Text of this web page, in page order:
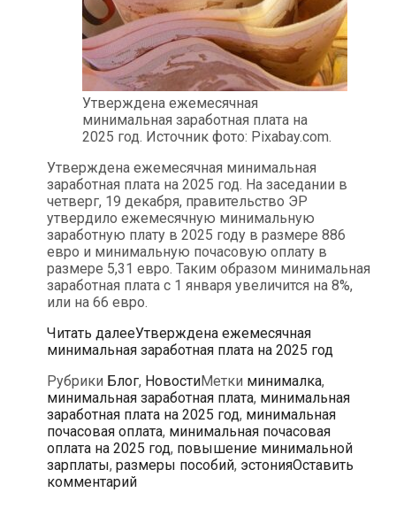
Утверждена ежемесячная
минимальная заработная плата на
2025 год. Источник фото: Pixabay.com.
Утверждена ежемесячная минимальная
заработная плата на 2025 год. На заседании в
четверг, 19 декабря, правительство ЭР
утвердило ежемесячную минимальную
заработную плату в 2025 году в размере 886
евро и минимальную почасовую оплату в
размере 5,31 евро. Таким образом минимальная
заработная плата с 1 января увеличится на 8%,
или на 66 евро.
Читать далееУтверждена ежемесячная
минимальная заработная плата на 2025 год
Рубрики Блог, НовостиМетки минималка,
минимальная заработная плата, минимальная
заработная плата на 2025 год, минимальная
почасовая оплата, минимальная почасовая
оплата на 2025 год, повышение минимальной
зарплаты, размеры пособий, эстонияОставить
комментарий